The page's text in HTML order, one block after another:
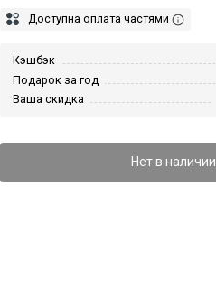
Доступна оплата частями
Кэшбэк
Подарок за год
Ваша скидка
Нет в наличии